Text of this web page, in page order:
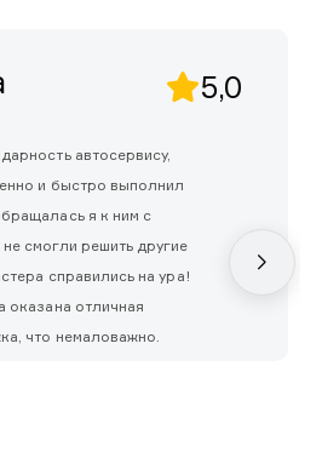
5,0
автосервису,
и быстро выполнил
я к ним с
смогли решить другие
справились на ура!
оказана отличная
что немаловажно.